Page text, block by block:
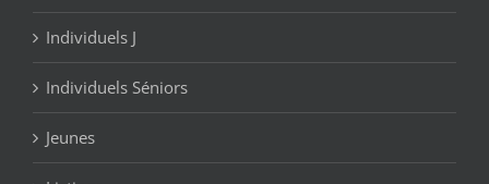
Individuels J
Individuels Séniors
Jeunes